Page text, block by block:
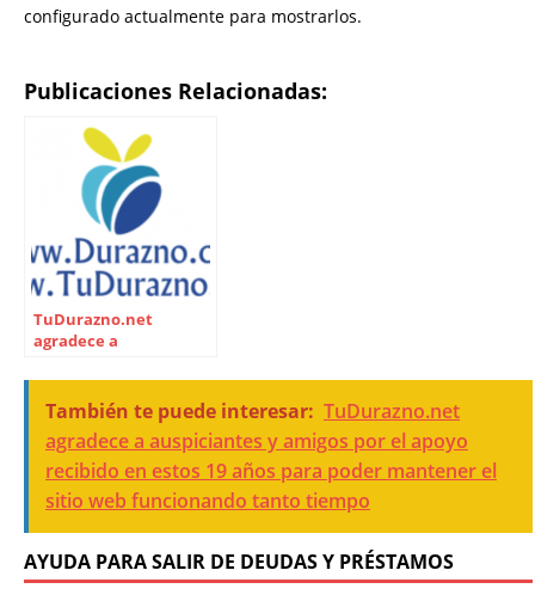
configurado actualmente para mostrarlos.
Publicaciones Relacionadas:
TuDurazno.net
agradece a
por el apoyo recibido
en estos 19 años para
poder mantener el
sitio web funcionando
tanto tiempo
También te puede interesar: TuDurazno.net
agradece a auspiciantes y amigos por el apoyo
recibido en estos 19 años para poder mantener el
sitio web funcionando tanto tiempo
AYUDA PARA SALIR DE DEUDAS Y PRÉSTAMOS